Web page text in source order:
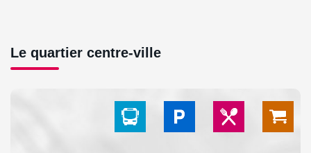
Le quartier centre-ville